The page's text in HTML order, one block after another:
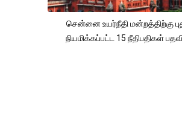
சென்னை உயர்நீதி மன்றத்திற்கு
நியமிக்கப்பட்ட 15 நீதிபதிகள்